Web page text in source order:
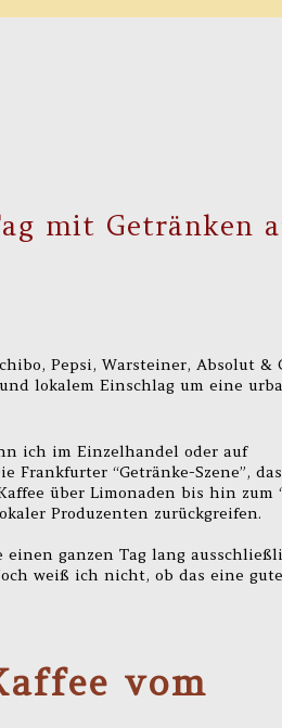
mit Getränken
Pepsi, Warsteiner, Absolut &
lokalem Einschlag um eine
ich im Einzelhandel oder auf
“Getränke-Szene”,
über Limonaden bis hin zum
Produzenten zurückgreifen.
einen ganzen Tag lang
weiß ich nicht, ob das eine
vom